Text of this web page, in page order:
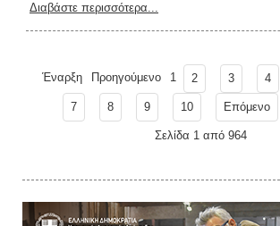
Διαβάστε περισσότερα...
Έναρξη Προηγούμενο 1 2 3 4
7 8 9 10 Επόμενο
Σελίδα 1 από 964